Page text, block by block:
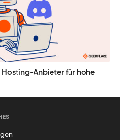
Hosting-Anbieter für hohe